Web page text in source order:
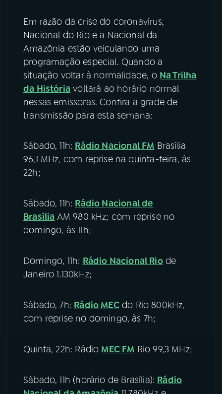
Em razão da crise do coronavírus,
Nacional do Rio e a Nacional da
Amazônia estão veiculando uma
programação especial. Quando a
situação voltar à normalidade, o Na Trilha
da História voltará ao horário normal
nessas emissoras. Confira a grade de
transmissão para esta semana:
Sábado, 11h: Rádio Nacional FM Brasília
96,1 MHz, com reprise na quinta-feira, às
22h;
Sábado, 11h: Rádio Nacional de
Brasília AM 980 kHz; com reprise no
domingo, às 11h;
Domingo, 11h: Rádio Nacional Riode
Janeiro 1.130kHz;
Sábado, 7h: Rádio MECdo Rio 800kHz,
com reprise no domingo, às 7h;
Quinta, 22h: Rádio MEC FM Rio 99,3 MHz;
Sábado, 11h (horário de Brasília): Rádio